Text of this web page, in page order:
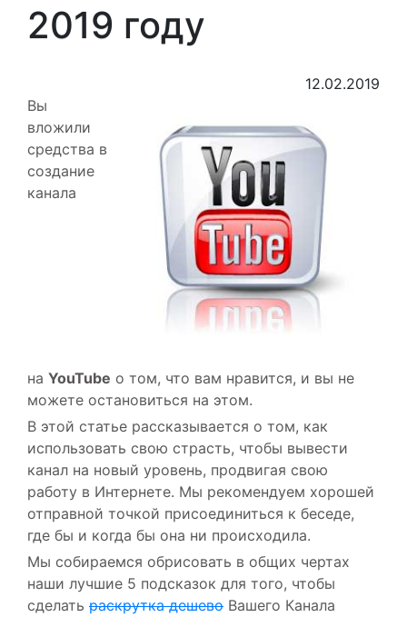
2019 году
12.02.2019
Вы
вложили
средства в
создание
канала
на YouTube о том, что вам нравится, и вы не
можете остановиться на этом.
В этой статье рассказывается о том, как
использовать свою страсть, чтобы вывести
канал на новый уровень, продвигая свою
работу в Интернете. Мы рекомендуем хорошей
отправной точкой присоединиться к беседе,
где бы и когда бы она ни происходила.
Мы собираемся обрисовать в общих чертах
наши лучшие 5 подсказок для того, чтобы
сделать раскрутка дешево Вашего Канала